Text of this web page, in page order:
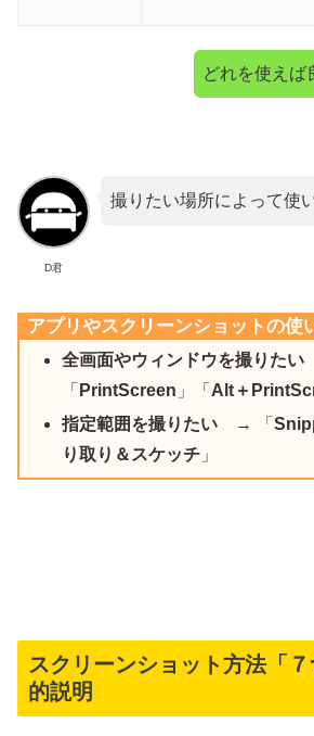
どれを使えば
D君
撮りたい場所によって使
アプリやスクリーンショットの使
全画面やウィンドウを撮りたい
「 PrintScreen 」「 Alt＋
指定範囲を撮りたい → 「
り取り＆スケッチ 」
スクリーンショット方法「
的説明